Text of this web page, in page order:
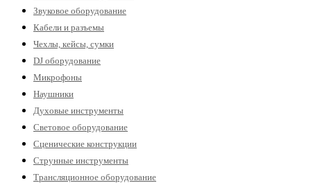
Звуковое оборудование
Кабели и разъемы
Чехлы, кейсы, сумки
DJ оборудование
Микрофоны
Наушники
Духовые инструменты
Световое оборудование
Сценические конструкции
Струнные инструменты
Трансляционное оборудование